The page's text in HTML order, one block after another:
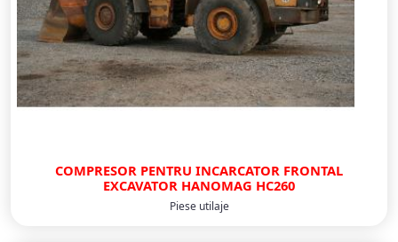
COMPRESOR PENTRU INCARCATOR FRONTAL
EXCAVATOR HANOMAG HC260
Piese utilaje